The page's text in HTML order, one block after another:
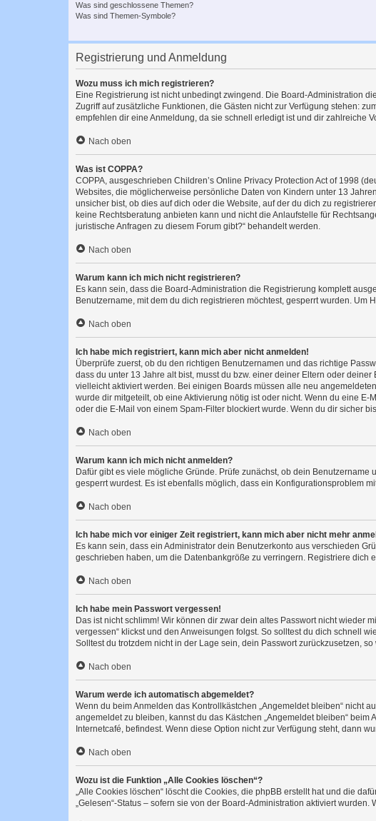
Was sind geschlossene Themen?
Was sind Themen-Symbole?
Registrierung und Anmeldung
Wozu muss ich mich registrieren?
Eine Registrierung ist nicht unbedingt zwingend. Die Board-Administration
Zugriff auf zusätzliche Funktionen, die Gästen nicht zur Verfügung stehen:
empfehlen dir eine Anmeldung, da sie schnell erledigt ist und dir zahlreiche
Nach oben
Was ist COPPA?
COPPA, ausgeschrieben Children’s Online Privacy Protection Act of 1998
Websites, die möglicherweise persönliche Daten von Kindern unter 13
unsicher bist, ob dies auf dich oder die Website, auf der du dich zu
keine Rechtsberatung anbieten kann und nicht die Anlaufstelle für
juristische Anfragen zu diesem Forum gibt?“ behandelt werden.
Nach oben
Warum kann ich mich nicht registrieren?
Es kann sein, dass die Board-Administration die Registrierung komplett
Benutzername, mit dem du dich registrieren möchtest, gesperrt wurden.
Nach oben
Ich habe mich registriert, kann mich aber nicht anmelden!
Überprüfe zuerst, ob du den richtigen Benutzernamen und das richtige
dass du unter 13 Jahre alt bist, musst du bzw. einer deiner Eltern oder
vielleicht aktiviert werden. Bei einigen Boards müssen alle neu
wurde dir mitgeteilt, ob eine Aktivierung nötig ist oder nicht. Wenn du eine
oder die E-Mail von einem Spam-Filter blockiert wurde. Wenn du dir sicher
Nach oben
Warum kann ich mich nicht anmelden?
Dafür gibt es viele mögliche Gründe. Prüfe zunächst, ob dein
gesperrt wurdest. Es ist ebenfalls möglich, dass ein Konfigurationsproblem
Nach oben
Ich habe mich vor einiger Zeit registriert, kann mich aber nicht mehr
Es kann sein, dass ein Administrator dein Benutzerkonto aus verschieden
geschrieben haben, um die Datenbankgröße zu verringern. Registriere dich
Nach oben
Ich habe mein Passwort vergessen!
Das ist nicht schlimm! Wir können dir zwar dein altes Passwort nicht wieder
vergessen“ klickst und den Anweisungen folgst. So solltest du dich schnell
Solltest du trotzdem nicht in der Lage sein, dein Passwort zurückzusetzen,
Nach oben
Warum werde ich automatisch abgemeldet?
Wenn du beim Anmelden das Kontrollkästchen „Angemeldet bleiben“ nicht
angemeldet zu bleiben, kannst du das Kästchen „Angemeldet bleiben“
Internetcafé, befindest. Wenn diese Option nicht zur Verfügung steht, dann
Nach oben
Wozu ist die Funktion „Alle Cookies löschen“?
„Alle Cookies löschen“ löscht die Cookies, die phpBB erstellt hat und die
„Gelesen“-Status – sofern sie von der Board-Administration aktiviert